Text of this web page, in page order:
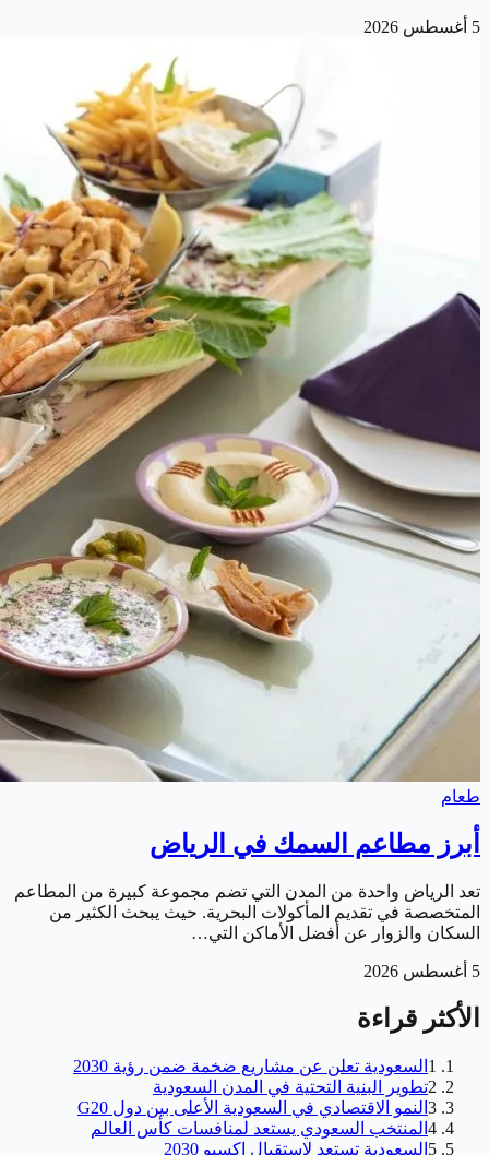
5 أغسطس 2026
طعام
أبرز مطاعم السمك في الرياض
تعد الرياض واحدة من المدن التي تضم مجموعة كبيرة من المطاعم
المتخصصة في تقديم المأكولات البحرية. حيث يبحث الكثير من
السكان والزوار عن أفضل الأماكن التي…
5 أغسطس 2026
الأكثر قراءة
1 السعودية تعلن عن مشاريع ضخمة ضمن رؤية 2030
2تطوير البنية التحتية في المدن السعودية
3 النمو الاقتصادي في السعودية الأعلى بين دول G20
4 المنتخب السعودي يستعد لمنافسات كأس العالم
5 السعودية تستعد لاستقبال إكسبو 2030